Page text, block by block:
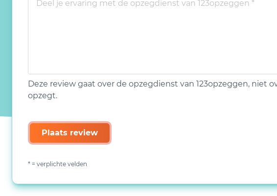
Deze review gaat over de opzegdienst van 123opzeggen, niet
opzegt.
Plaats review
* = verplichte velden